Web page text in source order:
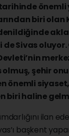
önemli
biri olan
Sivas oluyor.
olmuş, şehir
önemli
biri haline
ilan
başkent